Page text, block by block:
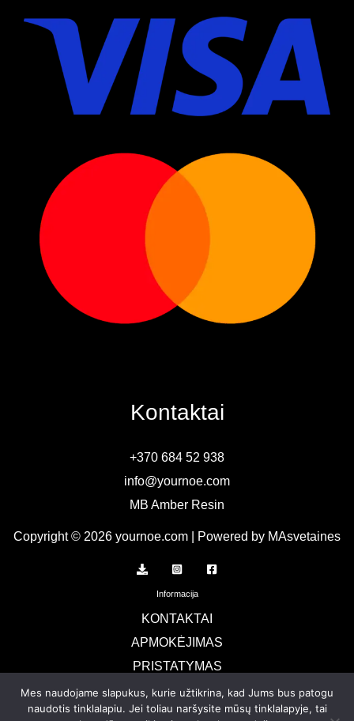
Kontaktai
+370 684 52 938
info@yournoe.com
MB Amber Resin
Copyright © 2026 yournoe.com | Powered by MAsvetaines
Informacija
KONTAKTAI
APMOKĖJIMAS
PRISTATYMAS
TERMINAI IR SĄLYGOS
Privatumo politika
Mes naudojame slapukus, kurie užtikrina, kad Jums bus patogu
naudotis tinklalapiu. Jei toliau naršysite mūsų tinklalapyje, tai